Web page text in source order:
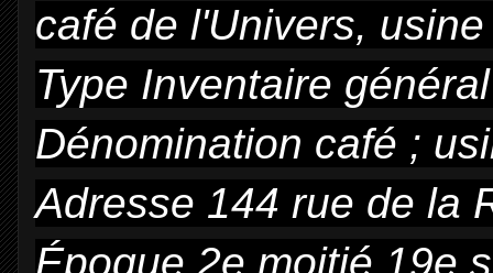
café de l'Univers,
Type Inventaire
Dénomination café ;
Adresse 144 rue de la
Époque 2e moitié 19e